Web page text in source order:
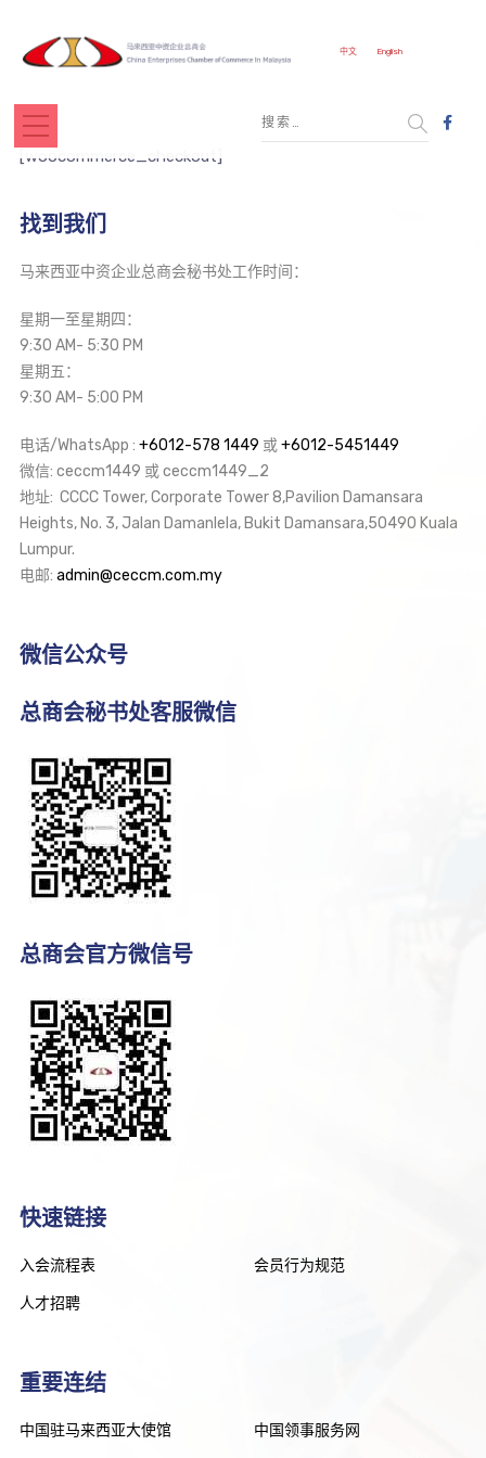
中文 English
[woocommerce_checkout]
找到我们
马来西亚中资企业总商会秘书处工作时间：
星期一至星期四：
9:30 AM- 5:30 PM
星期五：
9:30 AM- 5:00 PM
电话/WhatsApp : +6012-578 1449 或+6012-5451449
微信: ceccm1449 或 ceccm1449_2
地址: CCCC Tower, Corporate Tower 8,Pavilion Damansara
Heights, No. 3, Jalan Damanlela, Bukit Damansara,50490 Kuala
Lumpur.
电邮: admin@ceccm.com.my
微信公众号
总商会秘书处客服微信
总商会官方微信号
快速链接
入会流程表 会员行为规范
人才招聘
重要连结
中国驻马来西亚大使馆 中国领事服务网